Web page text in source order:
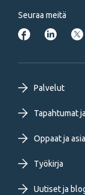
Seuraa meitä
FI
Palvelut
Tapahtumat
Oppaat ja
Työkirja
Uutiset ja